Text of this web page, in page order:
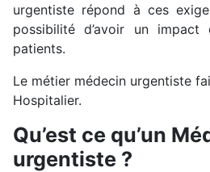
urgentiste répond à ces
possibilité d’avoir un
patients.
Le métier médecin urgentiste
Hospitalier.
Qu’est ce qu’un
urgentiste ?